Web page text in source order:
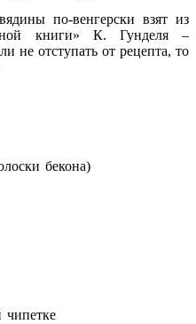
по-венгерски взят из
книги» К. Гунделя –
не отступать от рецепта, то
бекона)